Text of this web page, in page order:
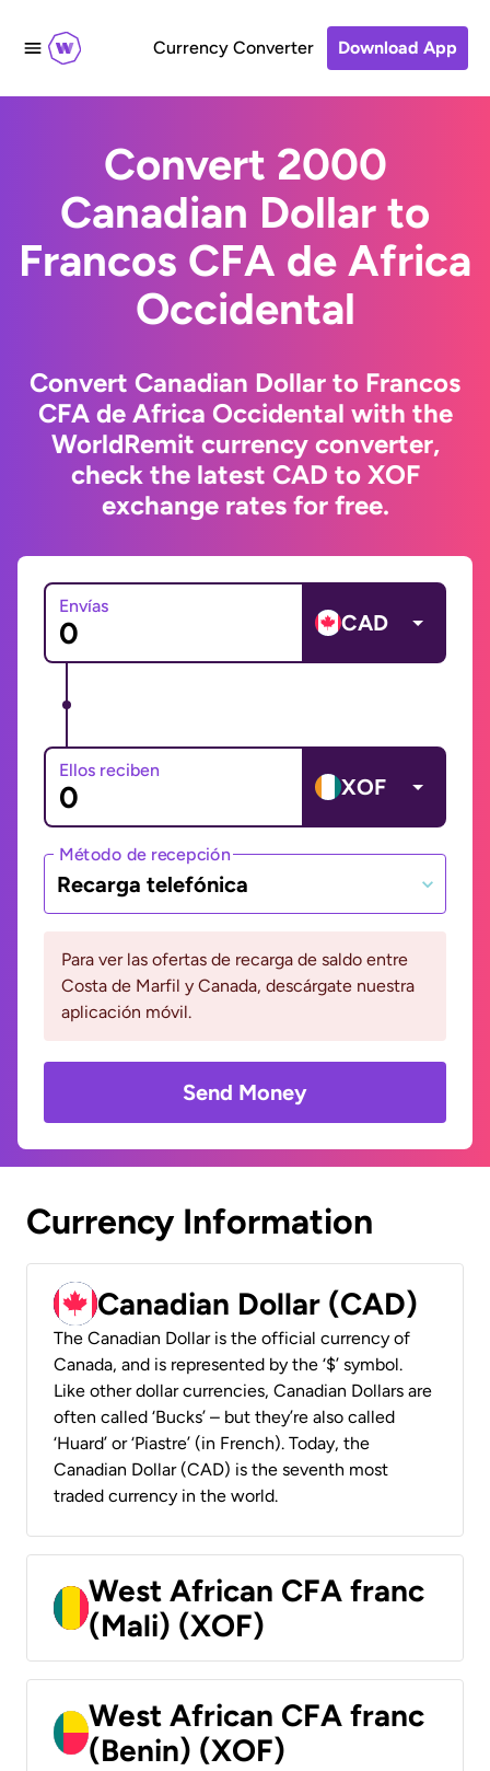
Currency Converter Download App
Convert 2000
Canadian Dollar to
Francos CFA de Africa
Occidental
Convert Canadian Dollar to Francos
CFA de Africa Occidental with the
WorldRemit currency converter,
check the latest CAD to XOF
exchange rates for free.
Envías
CAD
Ellos reciben
XOF
Método de recepción
Recarga telefónica
Para ver las ofertas de recarga de saldo entre
Costa de Marfil y Canada, descárgate nuestra
aplicación móvil.
Send Money
Currency Information
Canadian Dollar (CAD)
The Canadian Dollar is the official currency of
Canada, and is represented by the ‘$’ symbol.
Like other dollar currencies, Canadian Dollars are
often called ‘Bucks’ – but they’re also called
‘Huard’ or ‘Piastre’ (in French). Today, the
Canadian Dollar (CAD) is the seventh most
traded currency in the world.
West African CFA franc
(Mali) (XOF)
West African CFA franc
(Benin) (XOF)